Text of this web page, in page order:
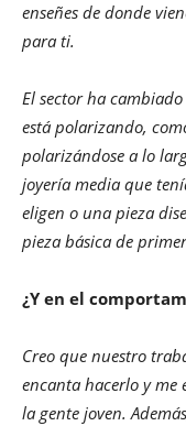
enseñes de donde
para ti.
El sector ha
está polarizando,
polarizándose a lo
joyería media que
eligen o una pieza
pieza básica de
¿Y en el
Creo que nuestro
encanta hacerlo y
la gente joven.